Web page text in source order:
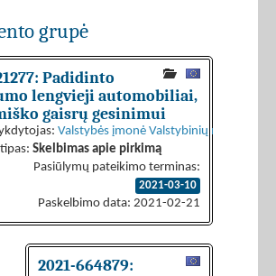
grupė
Padidinto
lengvieji automobiliai,
gaisrų gesinimui
Valstybės įmonė Valstybinių miškų
Skelbimas apie pirkimą
Pasiūlymų pateikimo terminas:
2021-03-10
Paskelbimo data: 2021-02-21
2021-664879: